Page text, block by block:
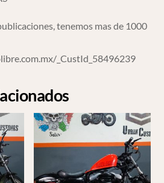
tenemos mas de 1000
_CustId_58496239